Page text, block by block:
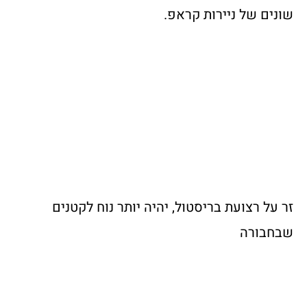
שונים של ניירות קראפ.
זר על רצועת בריסטול, יהיה יותר נוח לקטנים
שבחבורה